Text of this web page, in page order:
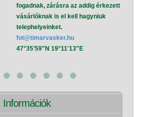
fogadnak, zárásra az addig érkezett
vásárlóknak is el kell hagyniuk
telephelyeinket.
fot@timarvasker.hu
47°35'59"N 19°11'13"E
Információk